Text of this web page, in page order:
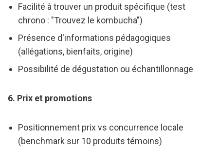
Facilité à trouver un produit spécifique (test
chrono : "Trouvez le kombucha")
Présence d'informations pédagogiques
(allégations, bienfaits, origine)
Possibilité de dégustation ou échantillonnage
6. Prix et promotions
Positionnement prix vs concurrence locale
(benchmark sur 10 produits témoins)